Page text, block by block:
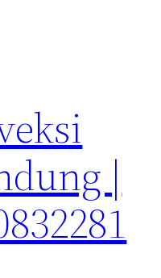
|